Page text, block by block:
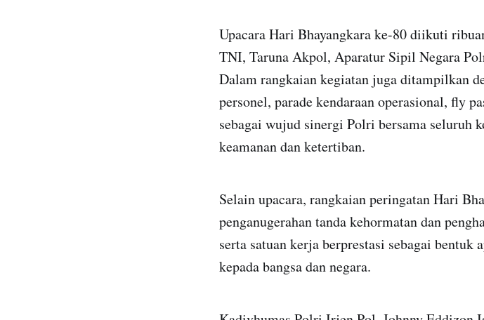
Upacara Hari Bhayangkara ke-80 diikuti
TNI, Taruna Akpol, Aparatur Sipil Negara
Dalam rangkaian kegiatan juga ditampilkan
personel, parade kendaraan operasional, fly
sebagai wujud sinergi Polri bersama seluruh
keamanan dan ketertiban.
Selain upacara, rangkaian peringatan Hari
penganugerahan tanda kehormatan dan
serta satuan kerja berprestasi sebagai bentuk
kepada bangsa dan negara.